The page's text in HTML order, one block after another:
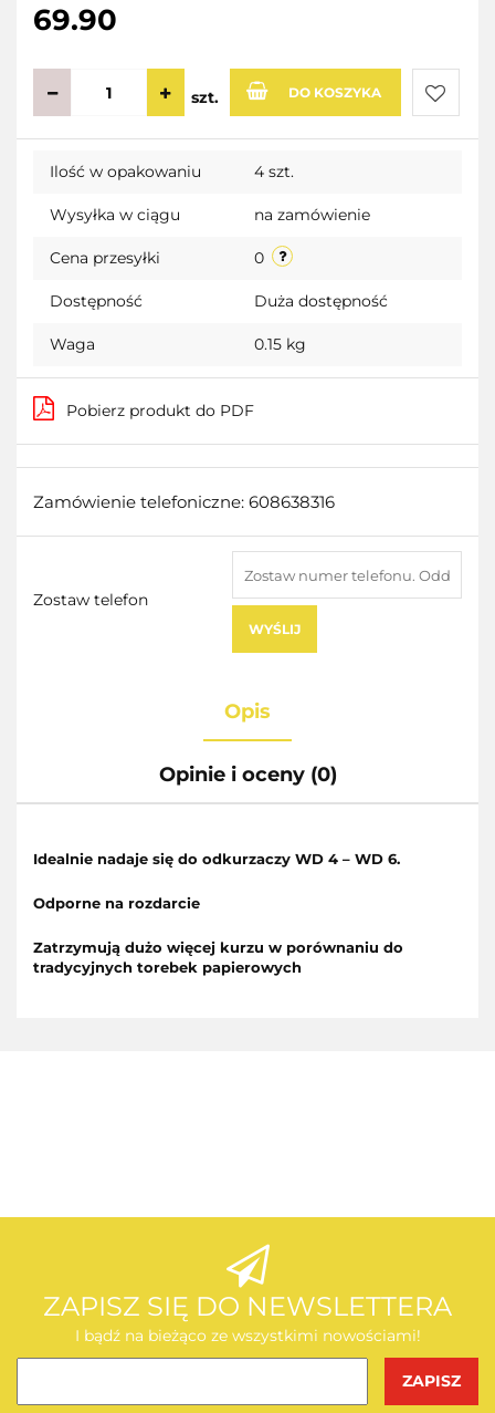
69.90
szt. DO KOSZYKA
Do
Ilość w opakowaniu 4 szt.
Wysyłka w ciągu na zamówienie
Cena przesyłki 0
Dostępność Duża dostępność
Waga 0.15 kg
Pobierz produkt do PDF
Zamówienie telefoniczne: 608638316
Zostaw telefon
WYŚLIJ
Opis
Opinie i oceny (0)
Idealnie nadaje się do odkurzaczy WD 4 – WD 6.
Odporne na rozdarcie
Zatrzymują dużo więcej kurzu w porównaniu do
tradycyjnych torebek papierowych
AEG
ZAPISZ SIĘ DO NEWSLETTERA
I bądź na bieżąco ze wszystkimi nowościami!